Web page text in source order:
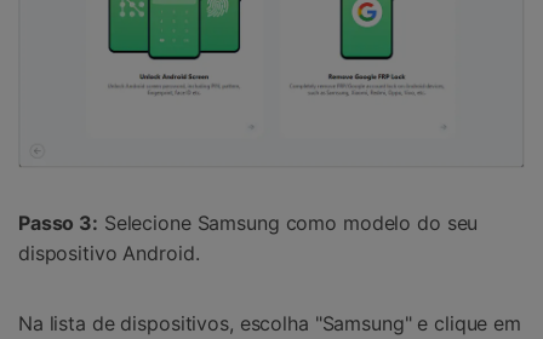
Passo 3: Selecione Samsung como modelo do seu
dispositivo Android.
Na lista de dispositivos, escolha "Samsung" e clique em